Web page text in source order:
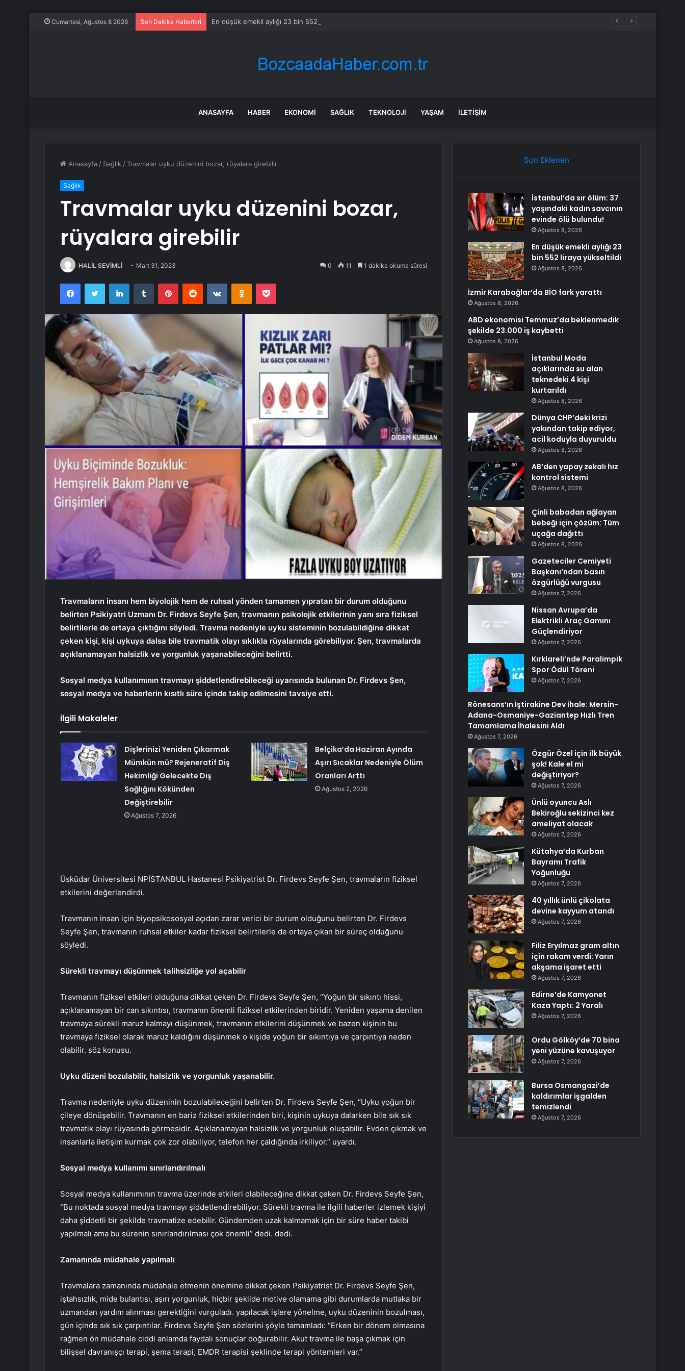
Cumartesi, Ağustos 8 2026 Son Dakika Haberleri En düşük emekli aylığı 23 bin 552 liraya yükseltildi
ANASAYFA HABER EKONOMI SAĞLIK TEKNOLOJI YAŞAM İLETIŞIM
Anasayfa / Sağlık /Travmalar uyku düzenini bozar, rüyalara girebilir
Sağlık
Travmalar uyku düzenini bozar,
rüyalara girebilir
HALİL SEVİMLİ Mart 31, 2023 0 11 1 dakika okuma süresi
FacebookTwitter LinkedInTumblr PinterestReddit VKontakteOdnoklassniki
Pocket
Travmaların insanı hem biyolojik hem de ruhsal yönden tamamen yıpratan bir durum olduğunu
belirten Psikiyatri Uzmanı Dr. Firdevs Seyfe Şen, travmanın psikolojik etkilerinin yanı sıra fiziksel
belirtilerle de ortaya çıktığını söyledi. Travma nedeniyle uyku sisteminin bozulabildiğine dikkat
çeken kişi, kişi uykuya dalsa bile travmatik olayı sıklıkla rüyalarında görebiliyor. Şen, travmalarda
açıklanamayan halsizlik ve yorgunluk yaşanabileceğini belirtti.
Sosyal medya kullanımının travmayı şiddetlendirebileceği uyarısında bulunan Dr. Firdevs Şen,
sosyal medya ve haberlerin kısıtlı süre içinde takip edilmesini tavsiye etti.
İlgili Makaleler
Dişlerinizi Yeniden Çıkarmak
Mümkün mü? Rejeneratif Diş
Hekimliği Gelecekte Diş
Sağlığını Kökünden
Değiştirebilir
Ağustos 7, 2026
Belçika’da Haziran Ayında
Aşırı Sıcaklar Nedeniyle Ölüm
Oranları Arttı
Ağustos 2, 2026
Üsküdar Üniversitesi NPİSTANBUL Hastanesi Psikiyatrist Dr. Firdevs Seyfe Şen, travmaların fiziksel
etkilerini değerlendirdi.
Travmanın insan için biyopsikososyal açıdan zarar verici bir durum olduğunu belirten Dr. Firdevs
Seyfe Şen, travmanın ruhsal etkiler kadar fiziksel belirtilerle de ortaya çıkan bir süreç olduğunu
söyledi.
Sürekli travmayı düşünmek talihsizliğe yol açabilir
Travmanın fiziksel etkileri olduğuna dikkat çeken Dr. Firdevs Seyfe Şen, “Yoğun bir sıkıntı hissi,
açıklanamayan bir can sıkıntısı, travmanın önemli fiziksel etkilerinden biridir. Yeniden yaşama denilen
travmaya sürekli maruz kalmayı düşünmek, travmanın etkilerini düşünmek ve bazen kişinin bu
travmaya fiziksel olarak maruz kaldığını düşünmek o kişide yoğun bir sıkıntıya ve çarpıntıya neden
olabilir. söz konusu.
Uyku düzeni bozulabilir, halsizlik ve yorgunluk yaşanabilir.
Travma nedeniyle uyku düzeninin bozulabileceğini belirten Dr. Firdevs Seyfe Şen, “Uyku yoğun bir
çileye dönüşebilir. Travmanın en bariz fiziksel etkilerinden biri, kişinin uykuya dalarken bile sık sık
travmatik olayı rüyasında görmesidir. Açıklanamayan halsizlik ve yorgunluk oluşabilir. Evden çıkmak ve
insanlarla iletişim kurmak çok zor olabiliyor, telefon her çaldığında irkiliyor.” uyardı.
Sosyal medya kullanımı sınırlandırılmalı
Sosyal medya kullanımının travma üzerinde etkileri olabileceğine dikkat çeken Dr. Firdevs Seyfe Şen,
“Bu noktada sosyal medya travmayı şiddetlendirebiliyor. Sürekli travma ile ilgili haberler izlemek kişiyi
daha şiddetli bir şekilde travmatize edebilir. Gündemden uzak kalmamak için bir süre haber takibi
yapılmalı ama bu sürenin sınırlandırılması çok önemli” dedi. dedi.
Zamanında müdahale yapılmalı
Travmalara zamanında müdahale etmenin önemine dikkat çeken Psikiyatrist Dr. Firdevs Seyfe Şen,
iştahsızlık, mide bulantısı, aşırı yorgunluk, hiçbir şekilde motive olamama gibi durumlarda mutlaka bir
uzmandan yardım alınması gerektiğini vurguladı. yapılacak işlere yönelme, uyku düzeninin bozulması,
gün içinde sık sık çarpıntılar. Firdevs Seyfe Şen sözlerini şöyle tamamladı: “Erken bir dönem olmasına
rağmen ön müdahale ciddi anlamda faydalı sonuçlar doğurabilir. Akut travma ile başa çıkmak için
bilişsel davranışçı terapi, şema terapi, EMDR terapisi şeklinde terapi yöntemleri var.”
Son Eklenen
İstanbul’da sır ölüm: 37
yaşındaki kadın savcının
evinde ölü bulundu!
Ağustos 8, 2026
En düşük emekli aylığı 23
bin 552 liraya yükseltildi
Ağustos 8, 2026
İzmir Karabağlar’da BİO fark yarattı
Ağustos 8, 2026
ABD ekonomisi Temmuz’da beklenmedik
şekilde 23.000 iş kaybetti
Ağustos 8, 2026
İstanbul Moda
açıklarında su alan
teknedeki 4 kişi
kurtarıldı
Ağustos 8, 2026
Dünya CHP’deki krizi
yakından takip ediyor,
acil koduyla duyuruldu
Ağustos 8, 2026
AB’den yapay zekalı hız
kontrol sistemi
Ağustos 8, 2026
Çinli babadan ağlayan
bebeği için çözüm: Tüm
uçağa dağıttı
Ağustos 8, 2026
Gazeteciler Cemiyeti
Başkanı’ndan basın
özgürlüğü vurgusu
Ağustos 7, 2026
Nissan Avrupa’da
Elektrikli Araç Gamını
Güçlendiriyor
Ağustos 7, 2026
Kırklareli’nde Paralimpik
Spor Ödül Töreni
Ağustos 7, 2026
Rönesans’ın İştirakine Dev İhale: Mersin-
Adana-Osmaniye-Gaziantep Hızlı Tren
Tamamlama İhalesini Aldı
Ağustos 7, 2026
Özgür Özel için ilk büyük
şok! Kale el mi
değiştiriyor?
Ağustos 7, 2026
Ünlü oyuncu Aslı
Bekiroğlu sekizinci kez
ameliyat olacak
Ağustos 7, 2026
Kütahya’da Kurban
Bayramı Trafik
Yoğunluğu
Ağustos 7, 2026
40 yıllık ünlü çikolata
devine kayyum atandı
Ağustos 7, 2026
Filiz Eryılmaz gram altın
için rakam verdi: Yarın
akşama işaret etti
Ağustos 7, 2026
Edirne’de Kamyonet
Kaza Yaptı: 2 Yaralı
Ağustos 7, 2026
Ordu Gölköy’de 70 bina
yeni yüzüne kavuşuyor
Ağustos 7, 2026
Bursa Osmangazi’de
kaldırımlar işgalden
temizlendi
Ağustos 7, 2026